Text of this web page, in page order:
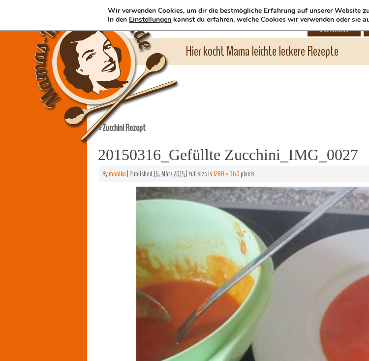
Hier kocht Mama leichte leckere Rezepte
Startseite
«Zucchini Rezept
20150316_Gefüllte Zucchini_IMG_0027
Bymonika|Published16. März 2015|Full size is1280 × 960pixels
Wir verwenden Cookies, um dir die bestmögliche Erfahrung auf unserer Website
In den Einstellungen kannst du erfahren, welche Cookies wir verwenden oder sie